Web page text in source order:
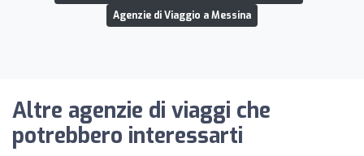
Agenzie di Viaggio a Messina
Altre agenzie di viaggi che
potrebbero interessarti